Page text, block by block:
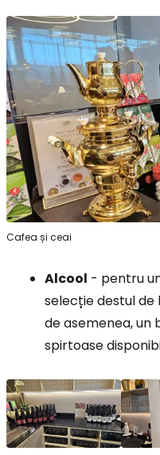
Cafea și ceai
Alcool - pentru
selecție destul de
de asemenea, un
spirtoase